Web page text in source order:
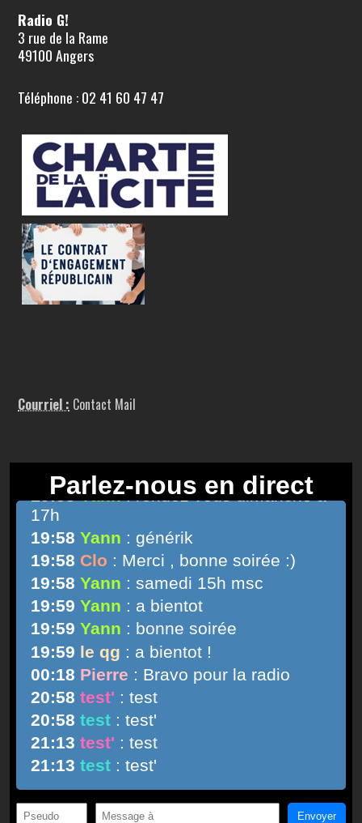
Radio G!
3 rue de la Rame
49100 Angers
Téléphone : 02 41 60 47 47
Courriel : Contact Mail